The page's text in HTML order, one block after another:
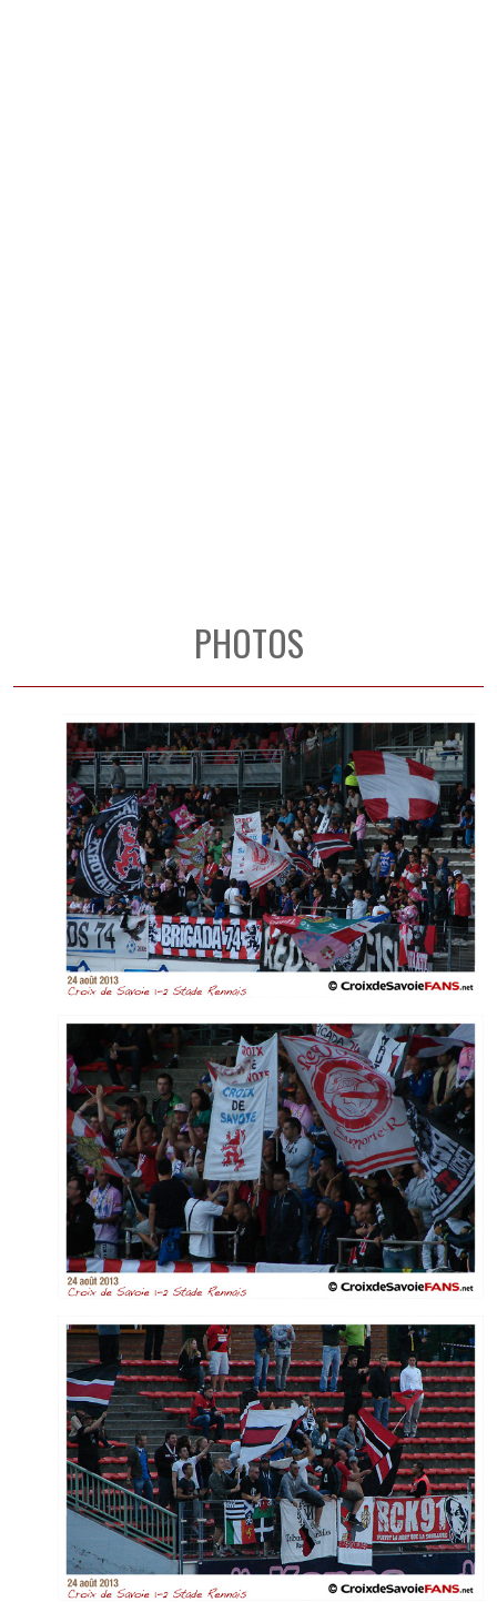
PHOTOS